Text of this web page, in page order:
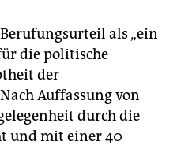
als „ein
die politische
der
Auffassung von
durch die
und mit einer 40